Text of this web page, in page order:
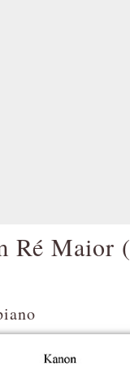
Ré Maior (